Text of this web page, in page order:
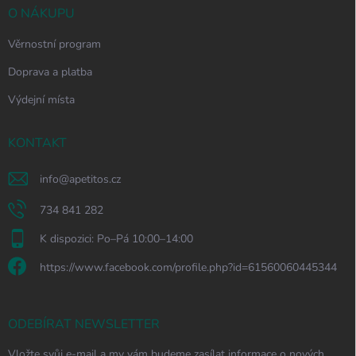
O NÁKUPU
Věrnostní program
Doprava a platba
Výdejní místa
KONTAKT
info@apetitos.cz
734 841 282
K dispozici: Po–Pá 10:00–14:00
https://www.facebook.com/profile.php?id=61560060445344
ODEBÍRAT NEWSLETTER